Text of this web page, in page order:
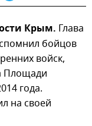
Крым. Глава
бойцов
войск,
Площади
года.
на своей